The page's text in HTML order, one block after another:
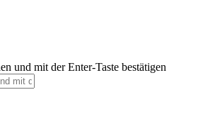
und mit der Enter-Taste bestätigen